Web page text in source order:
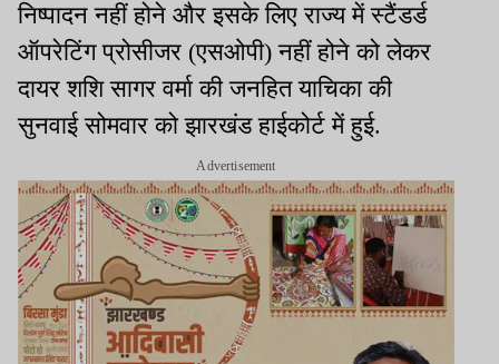
निष्पादन नहीं होने और इसके लिए राज्य में स्टैंडर्ड
ऑपरेटिंग प्रोसीजर (एसओपी) नहीं होने को लेकर
दायर शशि सागर वर्मा की जनहित याचिका की
सुनवाई सोमवार को झारखंड हाईकोर्ट में हुई.
Advertisement